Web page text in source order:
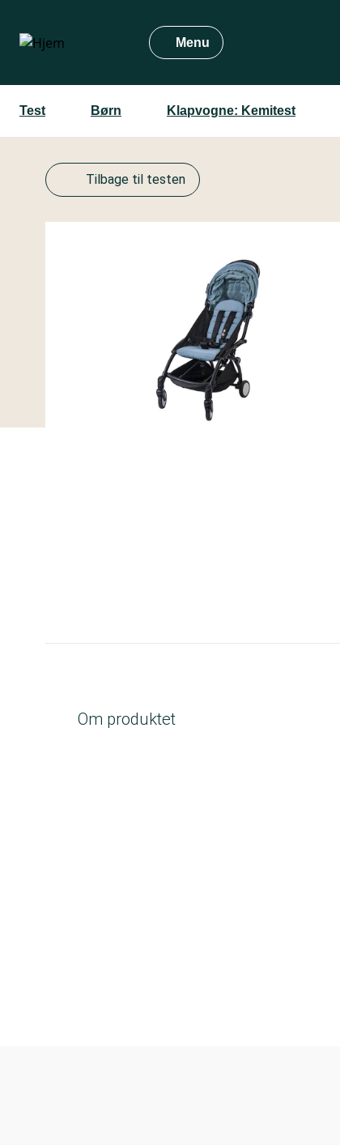
hovedindhold
Menu
Test Børn Klapvogne: Kemitest
Tilbage til testen
Om produktet